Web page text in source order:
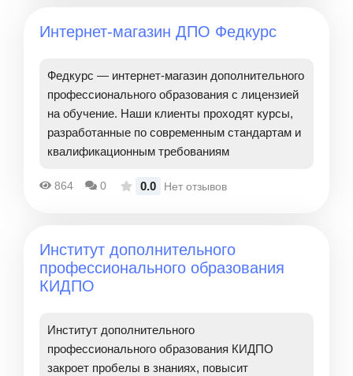
Интернет-магазин ДПО Федкурс
Федкурс — интернет-магазин дополнительного
профессионального образования с лицензией
на обучение. Наши клиенты проходят курсы,
разработанные по современным стандартам и
квалификационным требованиям
864 0 0.0 Нет отзывов
Институт дополнительного
профессионального образования
КИДПО
Институт дополнительного
профессионального образования КИДПО
закроет пробелы в знаниях, повысит